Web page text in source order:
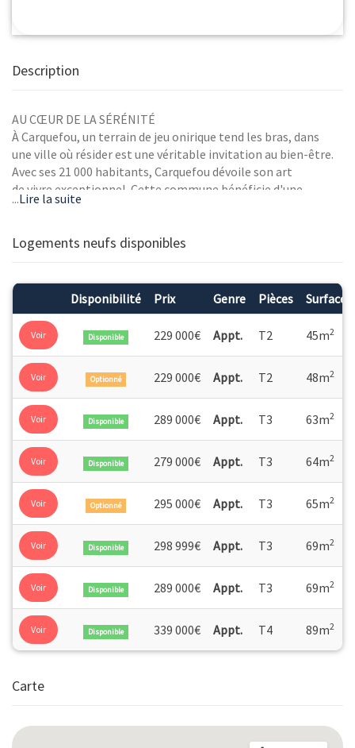
Description
AU CŒUR DE LA SÉRÉNITÉ
À Carquefou, un terrain de jeu onirique tend les bras, dans
une ville où résider est une véritable invitation au bien-être.
Avec ses 21 000 habitants, Carquefou dévoile son art
de vivre exceptionnel. Cette commune bénéficie d'une
localisation privilégiée, à seulement 20 minutes du
ville. L'océan se trouve à moins d'une heure, et Paris
à un réseau de transports en commun efficace, permet
de rejoindre aisément Nantes et les principaux pôles
d'emplois de la région.
...Lire la suite
Logements neufs disponibles
Disponibilité Prix Genre Pièces Surface
Voir Disponible 229 000€ Appt. T2 45m2
Voir Optionné 229 000€ Appt. T2 48m2
Voir Disponible 289 000€ Appt. T3 63m2
Voir Disponible 279 000€ Appt. T3 64m2
Voir Optionné 295 000€ Appt. T3 65m2
Voir Disponible 298 999€ Appt. T3 69m2
Voir Disponible 289 000€ Appt. T3 69m2
Voir Disponible 339 000€ Appt. T4 89m2
Carte